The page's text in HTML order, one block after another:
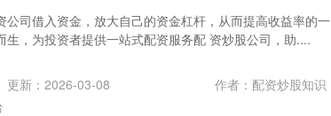
司借入资金，放大自己的资金杠杆，从而提高收益率的一
，为投资者提供一站式配资服务配 资炒股公司，助....
更新：2026-03-08
作者：配资炒股知识